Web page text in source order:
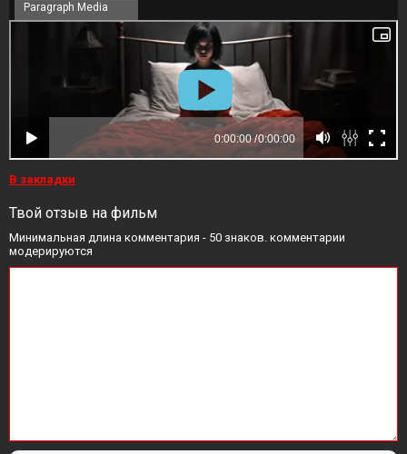
Paragraph Media
В закладки
Твой отзыв на фильм
Минимальная длина комментария - 50 знаков. комментарии
модерируются